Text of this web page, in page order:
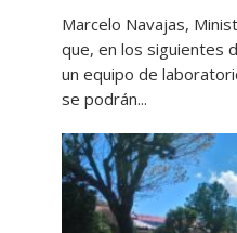
Marcelo Navajas,
que, en los siguientes
un equipo de
se podrán...